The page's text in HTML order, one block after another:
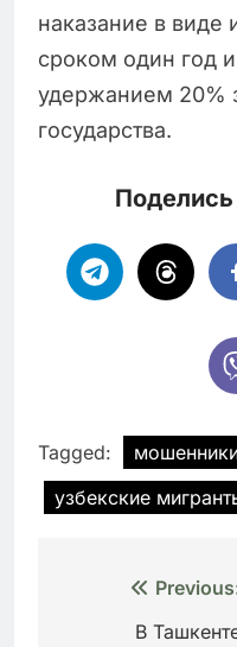
наказание в виде
сроком один год
удержанием 20%
государства.
Tagged:
узбекские
Навигация
В